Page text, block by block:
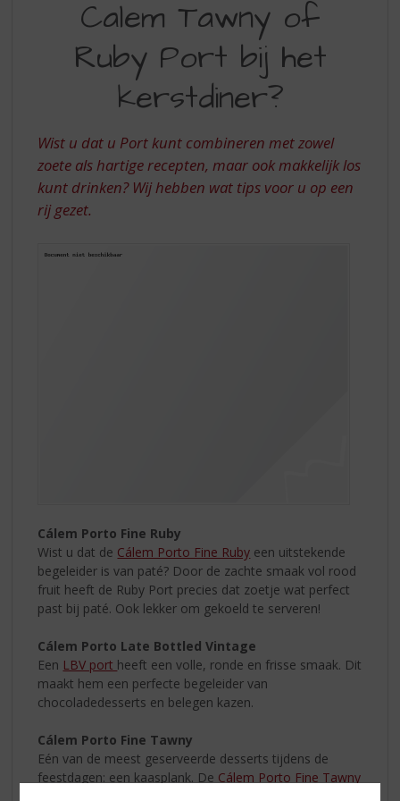
TAWNY
BIJ
HET
KERSTDINER?
Calem Tawny of
Ruby Port bij het
kerstdiner?
Wist u dat u Port kunt combineren met zowel
zoete als hartige recepten, maar ook makkelijk los
kunt drinken? Wij hebben wat tips voor u op een
rij gezet.
Cálem Porto Fine Ruby
Wist u dat de Cálem Porto Fine Ruby een uitstekende
begeleider is van paté? Door de zachte smaak vol rood
fruit heeft de Ruby Port precies dat zoetje wat perfect
past bij paté. Ook lekker om gekoeld te serveren!
Cálem Porto Late Bottled Vintage
Een LBV port heeft een volle, ronde en frisse smaak. Dit
maakt hem een perfecte begeleider van
chocoladedesserts en belegen kazen.
Cálem Porto Fine Tawny
Eén van de meest geserveerde desserts tijdens de
feestdagen: een kaasplank. De Cálem Porto Fine Tawny